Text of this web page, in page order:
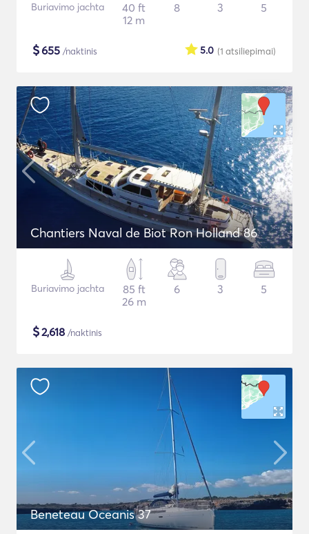
Buriavimo jachta
40 ft
12 m
8 3 5
$655 /naktinis (1 atsiliepimai)
5.0
Chantiers Naval de Biot Ron Holland 86
Buriavimo jachta
85 ft
26 m
6 3 5
$2,618 /naktinis
Beneteau Oceanis 37